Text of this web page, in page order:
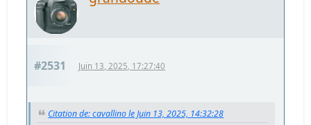
#2531 Juin 13, 2025, 17:27:40
Citation de: cavallino le Juin 13, 2025, 14:32:28